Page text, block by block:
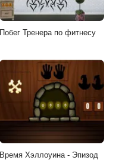
Побег Тренера по фитнесу
Время Хэллоуина - Эпизод